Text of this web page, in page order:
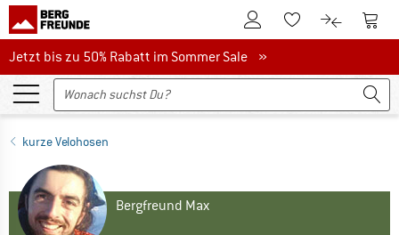
Zum KundenkontoZum Merkzettel.
Zum Zum
Jetzt bis zu 50% Rabatt im Sommer Sale
Jetzt bis zu 50% Rabatt im Sommer Sale »
kurze Velohosen
Bergfreund Max